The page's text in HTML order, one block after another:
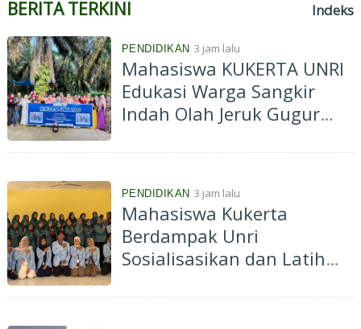
BERITA TERKINI Indeks
PENDIDIKAN 3 jam lalu
Mahasiswa KUKERTA UNRI
Edukasi Warga Sangkir
Indah Olah Jeruk Gugur
PENDIDIKAN 3 jam lalu
Mahasiswa Kukerta
Berdampak Unri
Sosialisasikan dan Latih
Cermin Membuat